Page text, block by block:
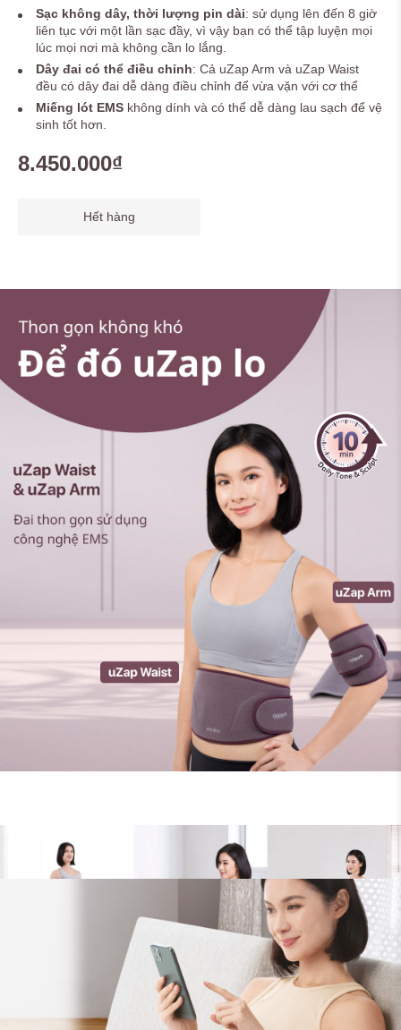
Sạc không dây, thời lượng pin dài: sử dụng lên đến 8 giờ
liên tục với một lần sạc đầy, vì vậy bạn có thể tập luyện mọi
lúc mọi nơi mà không cần lo lắng.
Dây đai có thể điều chỉnh: Cả uZap Arm và uZap Waist
đều có dây đai dễ dàng điều chỉnh để vừa vặn với cơ thể
Miếng lót EMS không dính và có thể dễ dàng lau sạch để vệ
sinh tốt hơn.
8.450.000₫
Hết hàng